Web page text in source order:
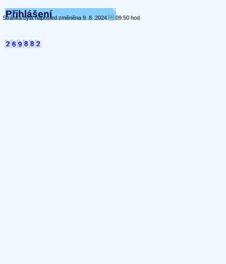
Přihlášení
Stránka byla naposled změněna 9. 8. 2024 09:50 hod.